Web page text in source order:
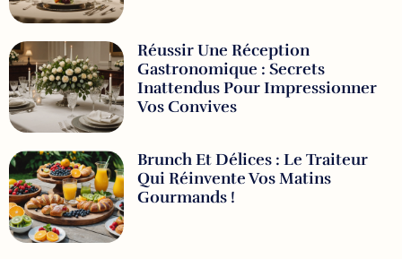
Réussir Une Réception
Gastronomique : Secrets
Inattendus Pour Impressionner
Vos Convives
Brunch Et Délices : Le Traiteur
Qui Réinvente Vos Matins
Gourmands !